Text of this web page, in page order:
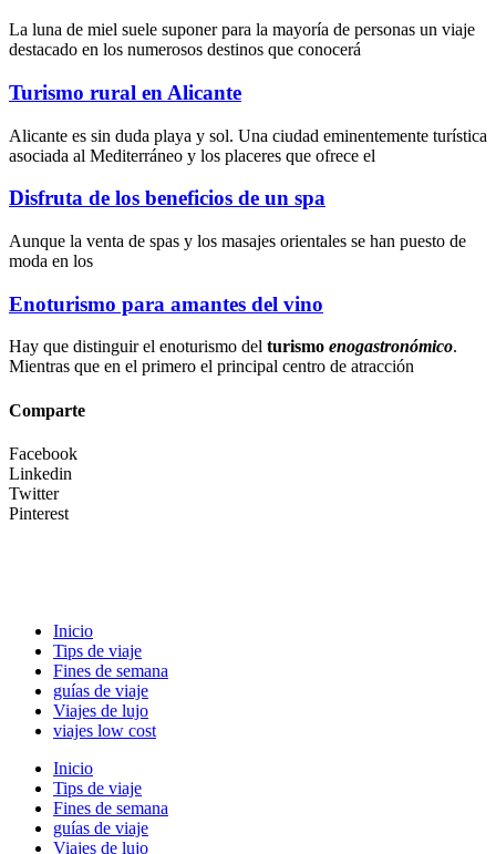
La luna de miel suele suponer para la mayoría de personas un viaje
destacado en los numerosos destinos que conocerá
Turismo rural en Alicante
Alicante es sin duda playa y sol. Una ciudad eminentemente turística
asociada al Mediterráneo y los placeres que ofrece el
Disfruta de los beneficios de un spa
Aunque la venta de spas y los masajes orientales se han puesto de
moda en los
Enoturismo para amantes del vino
Hay que distinguir el enoturismo del turismo enogastronómico.
Mientras que en el primero el principal centro de atracción
Comparte
Facebook
Linkedin
Twitter
Pinterest
Inicio
Tips de viaje
Fines de semana
guías de viaje
Viajes de lujo
viajes low cost
Inicio
Tips de viaje
Fines de semana
guías de viaje
Viajes de lujo